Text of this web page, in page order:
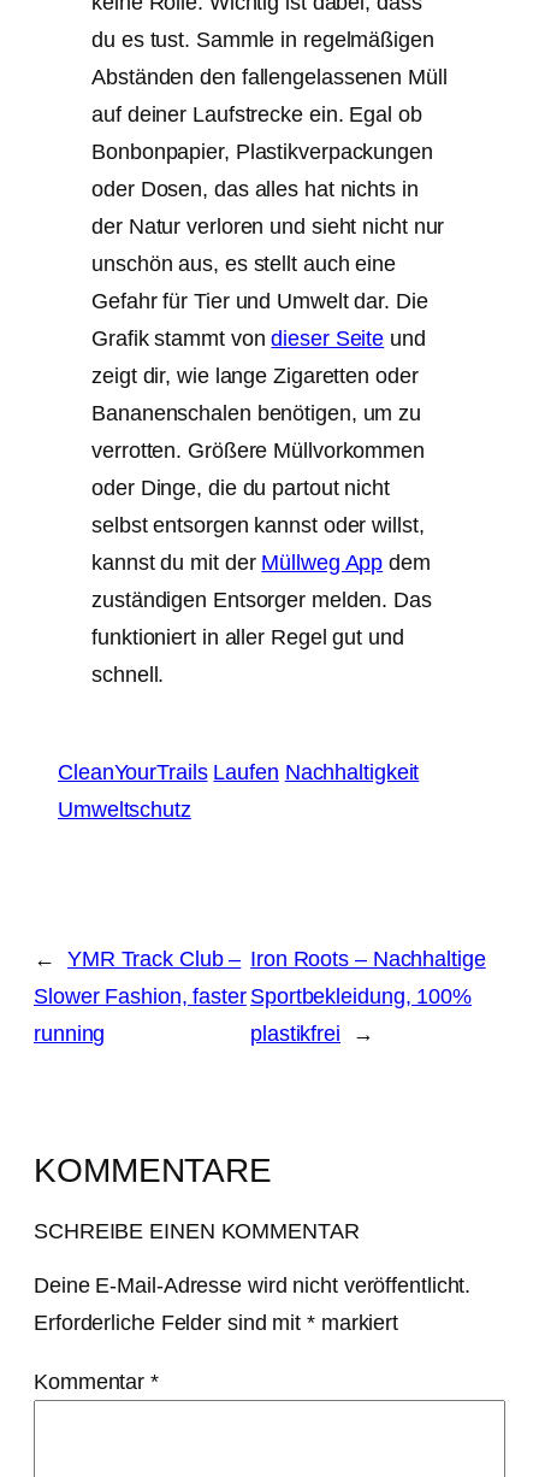
du es tust. Sammle in regelmäßigen
Abständen den fallengelassenen Müll
auf deiner Laufstrecke ein. Egal ob
Bonbonpapier, Plastikverpackungen
oder Dosen, das alles hat nichts in
der Natur verloren und sieht nicht nur
unschön aus, es stellt auch eine
Gefahr für Tier und Umwelt dar. Die
Grafik stammt vondieser Seite und
zeigt dir, wie lange Zigaretten oder
Bananenschalen benötigen, um zu
verrotten. Größere Müllvorkommen
oder Dinge, die du partout nicht
selbst entsorgen kannst oder willst,
kannst du mit der Müllweg App dem
zuständigen Entsorger melden. Das
funktioniert in aller Regel gut und
schnell.
CleanYourTrails Laufen Nachhaltigkeit
Umweltschutz
←
YMR Track Club –
Slower Fashion, faster
running
Iron Roots – Nachhaltige
Sportbekleidung, 100%
plastikfrei
→
KOMMENTARE
SCHREIBE EINEN KOMMENTAR
Deine E-Mail-Adresse wird nicht veröffentlicht.
Erforderliche Felder sind mit *markiert
Kommentar*